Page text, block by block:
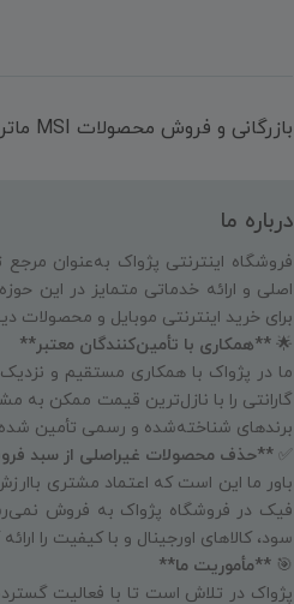
بازرگانی و فروش محصولات MSI ماتریکس - جناب آقای مهندس باقری
درباره ما
فروشگاه اینترنتی پژواک به‌عنوان
اصلی و ارائه خدماتی متمایز در این
برای خرید اینترنتی موبایل و
🌟 **همکاری با تأمین‌کنندگان معتبر**
ما در پژواک با همکاری مستقیم و نزدیک
گارانتی را با نازل‌ترین قیمت ممکن به
برندهای شناخته‌شده و رسمی تأمین
✅ **حذف محصولات غیراصلی از سبد
باور ما این است که اعتماد مشتری
فیک در فروشگاه پژواک به فروش
سود، کالاهای اورجینال و با کیفیت را
🎯 **مأموریت ما**
پژواک در تلاش است تا با فعالیت